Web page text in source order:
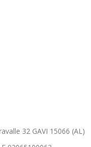
32 GAVI 15066 (AL)